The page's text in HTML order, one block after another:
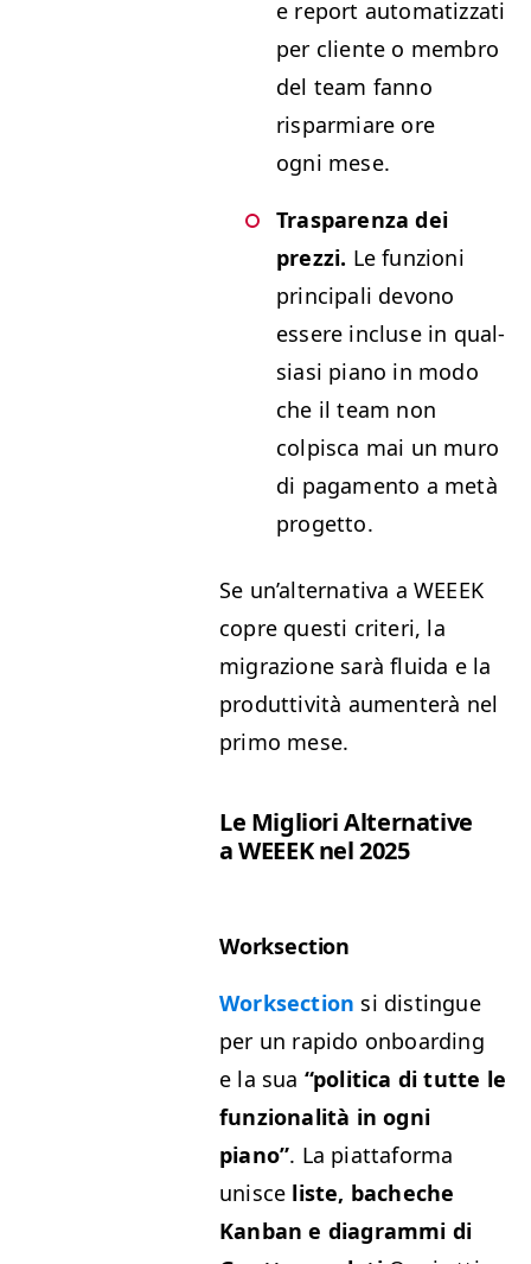
e report autom­a­tiz­za­ti
per cliente o mem­bro
del team fan­no
risparmi­are ore
ogni mese.
Trasparen­za dei
prezzi. Le fun­zioni
prin­ci­pali devono
essere incluse in qual­
si­asi piano in modo
che il team non
colpis­ca mai un muro
di paga­men­to a metà
progetto.
Se un’al­ter­na­ti­va a WEEEK
copre questi cri­teri, la
migrazione sarà flu­i­da e la
pro­dut­tiv­ità aumenterà nel
pri­mo mese.
Le Migliori Alter­na­tive
aWEEEKnel 2025
Work­sec­tion
Work­sec­tion si dis­tingue
per un rapi­do onboard­ing
e la sua “polit­i­ca di tutte le
fun­zion­al­ità in ogni
piano”. La piattafor­ma
unisce liste, bacheche
Kan­ban e dia­gram­mi di